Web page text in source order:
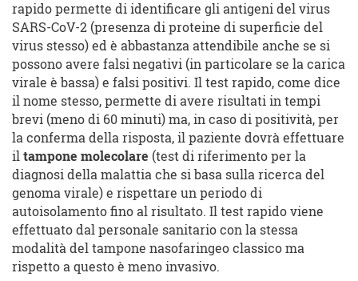
rapido permette di identificare gli antigeni del virus
SARS-CoV-2 (presenza di proteine di superficie del
virus stesso) ed è abbastanza attendibile anche se si
possono avere falsi negativi (in particolare se la carica
virale è bassa) e falsi positivi. Il test rapido, come dice
il nome stesso, permette di avere risultati in tempi
brevi (meno di 60 minuti) ma, in caso di positività, per
la conferma della risposta, il paziente dovrà ​effettuare
il tampone molecolare (test di riferimento per la
diagnosi della malattia che si basa sulla ricerca del
genoma virale) e rispettare ​un periodo di
autoisolamento fino al risultato. Il test rapido viene
effettuato dal personale sanitario con la stessa
modalità del tampone nasofaringeo classico ma
rispetto a questo è meno invasivo.